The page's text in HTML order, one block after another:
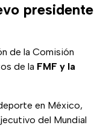
presidente
de la Comisión
de la FMF y la
en México,
del Mundial